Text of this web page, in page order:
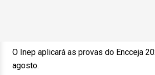
O Inep aplicará as provas do Encceja
agosto.